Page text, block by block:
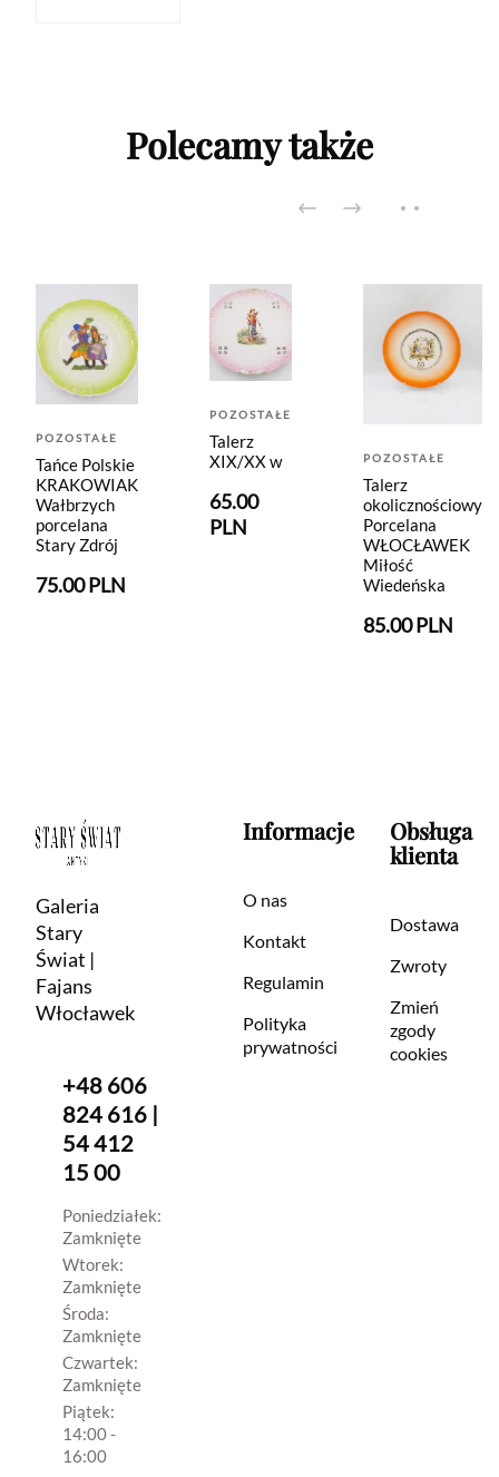
Polecamy także
POZOSTAŁE
Tańce Polskie
KRAKOWIAK
Wałbrzych
porcelana
Stary Zdrój
75.00 PLN
POZOSTAŁE
Talerz
XIX/XX w
65.00
PLN
POZOSTAŁE
Talerz
okolicznościowy
Porcelana
WŁOCŁAWEK
Miłość
Wiedeńska
85.00 PLN
Galeria
Stary
Świat |
Fajans
Włocławek
+48 606
824 616 |
54 412
15 00
Poniedziałek:
Zamknięte
Wtorek:
Zamknięte
Środa:
Zamknięte
Czwartek:
Zamknięte
Piątek:
14:00 -
16:00
Informacje
O nas
Kontakt
Regulamin
Polityka
prywatności
Obsługa
klienta
Dostawa
Zwroty
Zmień
zgody
cookies